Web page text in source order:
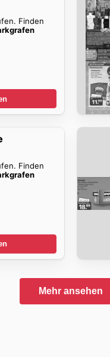
Finden
Finden
Mehr ansehen